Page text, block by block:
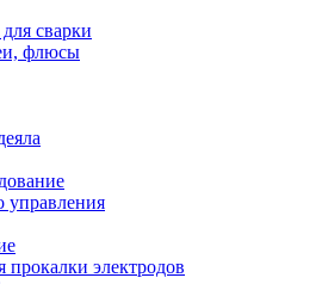
сварки
флюсы
управления
электродов